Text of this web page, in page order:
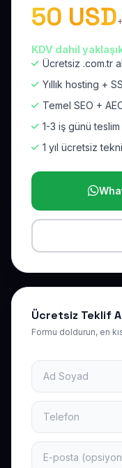
50 USD
KDV dahil
Ücretsiz .com.tr
Yıllık hosting +
Temel SEO +
1-3 iş günü teslim
1 yıl ücretsiz
Ücretsiz Teklif
Formu doldurun, en